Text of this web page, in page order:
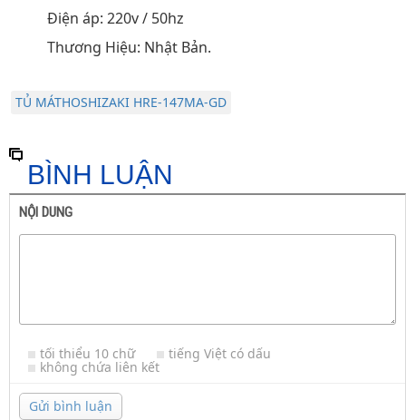
Điện áp: 220v / 50hz
Thương Hiệu: Nhật Bản.
TỦ MÁTHOSHIZAKI HRE-147MA-GD
BÌNH LUẬN
NỘI DUNG
tối thiểu 10 chữ tiếng Việt có dấu
không chứa liên kết
Gửi bình luận